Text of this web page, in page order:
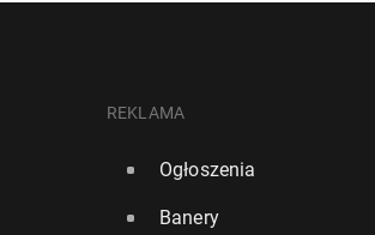
REKLAMA
Ogłoszenia
Banery